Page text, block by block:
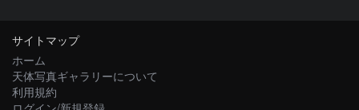
サイトマップ
ホーム
天体写真ギャラリーについて
利用規約